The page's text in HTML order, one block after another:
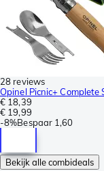
28 reviews
Opinel Picnic+
€ 18,39
€ 19,99
-8%Bespaar 1,60
Bekijk alle combideals